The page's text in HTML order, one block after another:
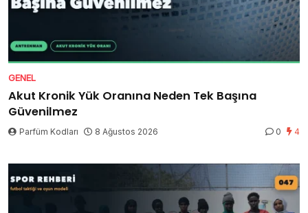
GENEL
Akut Kronik Yük Oranına Neden Tek Başına
Güvenilmez
Parfüm Kodları 8 Ağustos 2026 0 4